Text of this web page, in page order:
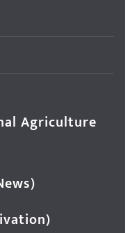
Agriculture